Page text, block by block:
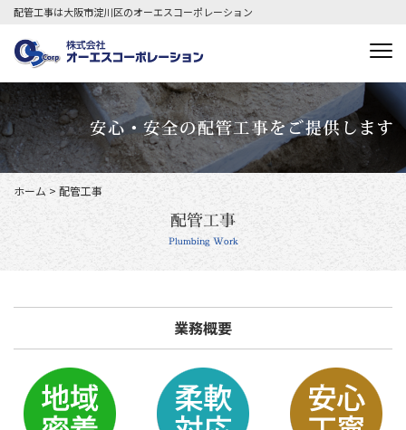
配管工事は大阪市淀川区のオーエスコーポレーション
ホーム > 配管工事
配管工事
Plumbing Work
業務概要